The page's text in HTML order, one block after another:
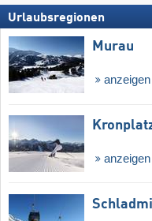
Urlaubsregionen
Murau
anzeigen
anzeigen